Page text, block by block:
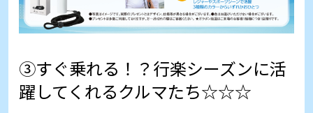
③すぐ乗れる！？行楽シーズンに活
躍してくれるクルマたち☆☆☆